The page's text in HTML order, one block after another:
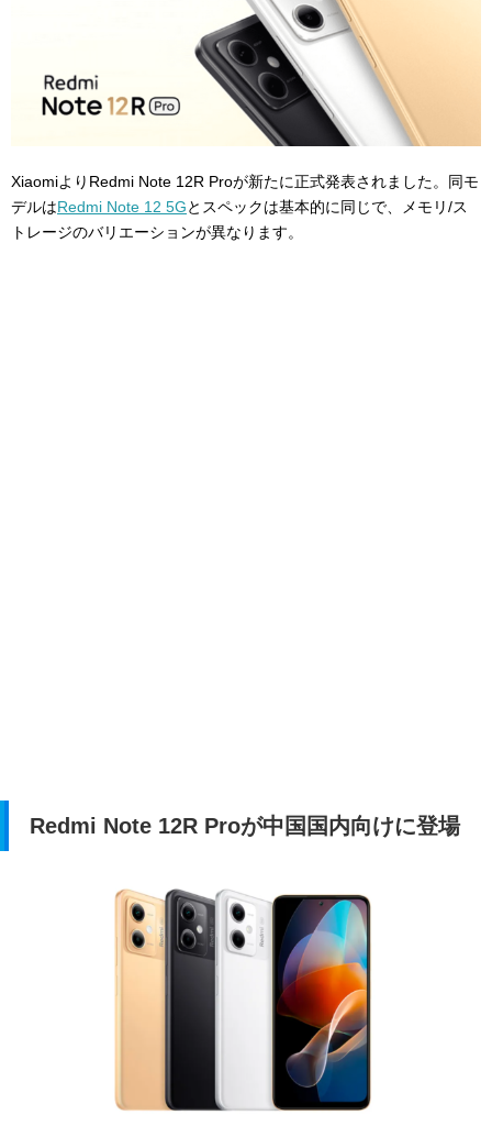
XiaomiよりRedmi Note 12R Proが新たに正式発表されました。同モ
デルはRedmi Note 12 5Gとスペックは基本的に同じで、メモリ/ス
トレージのバリエーションが異なります。
Redmi Note 12R Proが中国国内向けに登場